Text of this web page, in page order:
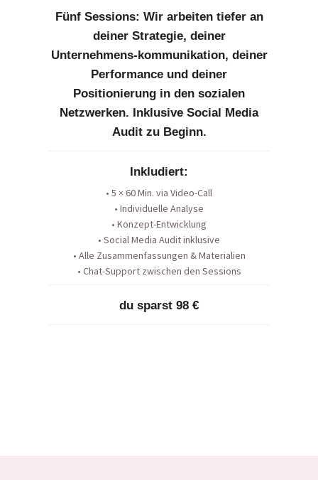
Fünf Sessions: Wir arbeiten tiefer an
deiner Strategie, deiner
Unternehmens-kommunikation, deiner
Performance und deiner
Positionierung in den sozialen
Netzwerken. Inklusive Social Media
Audit zu Beginn.
Inkludiert:
• 5 × 60 Min. via Video-Call
• Individuelle Analyse
• Konzept-Entwicklung
• Social Media Audit inklusive
• Alle Zusammenfassungen & Materialien
• Chat-Support zwischen den Sessions
du sparst 98 €